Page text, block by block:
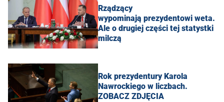
Rządzący
wypominają prezydentowi weta.
Ale o drugiej części tej statystki
milczą
Rok prezydentury Karola
Nawrockiego w liczbach.
ZOBACZ ZDJĘCIA